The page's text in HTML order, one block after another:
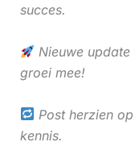
succes.
Nieuwe update
groei mee!
Post herzien
kennis.